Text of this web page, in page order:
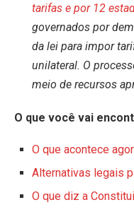
tarifas e por 12
governados por
da lei para impor
unilateral. O
meio de recursos
O que você vai
O que acontece
Alternativas legais
O que diz a